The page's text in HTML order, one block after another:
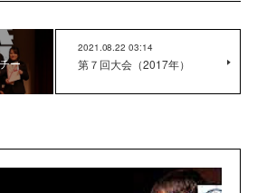
ー
2021.08.22 03:14
第７回大会（2017年）